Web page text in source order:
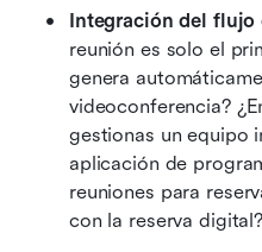
Integración del flujo
reunión es solo el
genera
videoconferencia?
gestionas un equipo
aplicación de
reuniones para
con la reserva digital?